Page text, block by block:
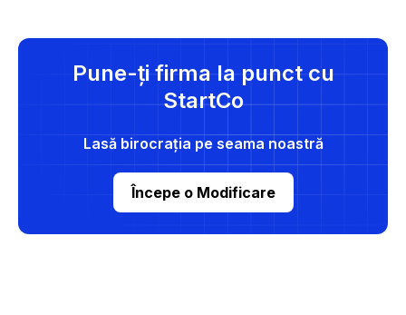
Pune-ți firma la punct cu
StartCo
Lasă birocrația pe seama noastră
Începe o Modificare